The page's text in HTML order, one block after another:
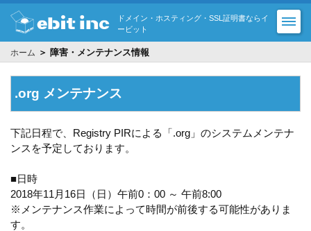
ドメイン・ホスティング・SSL証明書ならイ
ービット
ホーム ＞ 障害・メンテナンス情報
.org メンテナンス
下記日程で、Registry PIRによる「.org」のシステムメンテナ
ンスを予定しております。
■日時
2018年11月16日（日）午前0：00 ～ 午前8:00
※メンテナンス作業によって時間が前後する可能性がありま
す。